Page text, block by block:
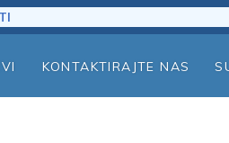
KONTAKTIRAJTE NAS